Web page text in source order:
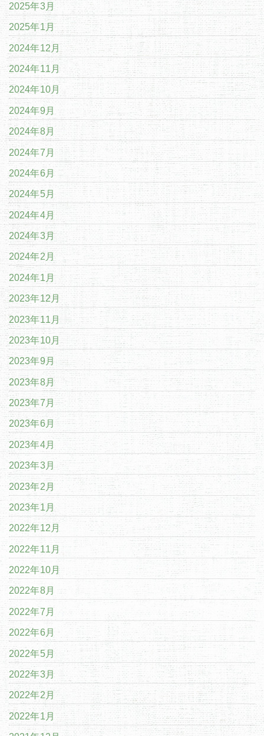
2025年3月
2025年1月
2024年12月
2024年11月
2024年10月
2024年9月
2024年8月
2024年7月
2024年6月
2024年5月
2024年4月
2024年3月
2024年2月
2024年1月
2023年12月
2023年11月
2023年10月
2023年9月
2023年8月
2023年7月
2023年6月
2023年4月
2023年3月
2023年2月
2023年1月
2022年12月
2022年11月
2022年10月
2022年8月
2022年7月
2022年6月
2022年5月
2022年3月
2022年2月
2022年1月